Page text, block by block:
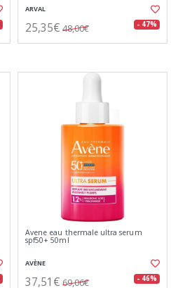
ARVAL
25,35€ 48,00€ - 47%
Avene eau thermale ultra serum
spf50+ 50ml
AVÈNE
37,51€ 69,06€ - 46%